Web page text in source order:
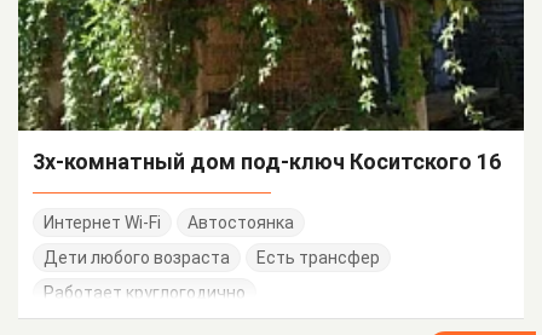
3х-комнатный дом под-ключ Коситского 16
Интернет Wi-Fi
Автостоянка
Дети любого возраста
Есть трансфер
Работает круглогодично